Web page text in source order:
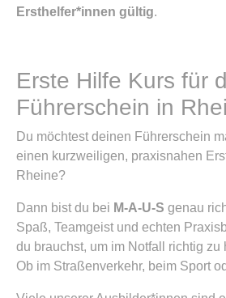
Ersthelfer*innen gültig.
Erste Hilfe Kurs für
Führerschein in
Du möchtest deinen Führerschein
einen kurzweiligen, praxisnahen
Rheine?
Dann bist du bei M-A-U-S genau
Spaß, Teamgeist und echten
du brauchst, um im Notfall richtig zu
Ob im Straßenverkehr, beim Sport